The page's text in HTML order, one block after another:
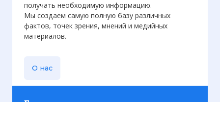
получать необходимую информацию.
Мы создаем самую полную базу различных
фактов, точек зрения, мнений и медийных
материалов.
О нас
Еженедельная